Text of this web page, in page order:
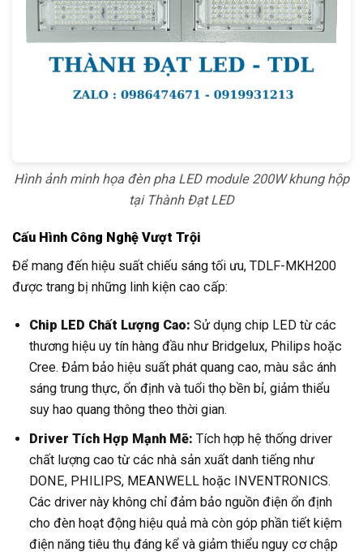
Hình ảnh minh họa đèn pha LED module 200W khung hộp
tại Thành Đạt LED
Cấu Hình Công Nghệ Vượt Trội
Để mang đến hiệu suất chiếu sáng tối ưu, TDLF-MKH200
được trang bị những linh kiện cao cấp:
Chip LED Chất Lượng Cao: Sử dụng chip LED từ các
thương hiệu uy tín hàng đầu như Bridgelux, Philips hoặc
Cree. Đảm bảo hiệu suất phát quang cao, màu sắc ánh
sáng trung thực, ổn định và tuổi thọ bền bỉ, giảm thiểu
suy hao quang thông theo thời gian.
Driver Tích Hợp Mạnh Mẽ: Tích hợp hệ thống driver
chất lượng cao từ các nhà sản xuất danh tiếng như
DONE, PHILIPS, MEANWELL hoặc INVENTRONICS.
Các driver này không chỉ đảm bảo nguồn điện ổn định
cho đèn hoạt động hiệu quả mà còn góp phần tiết kiệm
điện năng tiêu thụ đáng kể và giảm thiểu nguy cơ chập